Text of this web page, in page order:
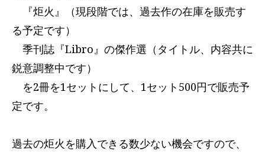
『炬火』（現段階では、過去作の在庫を販売す
る予定です）
季刊誌『Libro』の傑作選（タイトル、内容共に
鋭意調整中です）
を2冊を1セットにして、1セット500円で販売予
定です。
過去の炬火を購入できる数少ない機会ですので、